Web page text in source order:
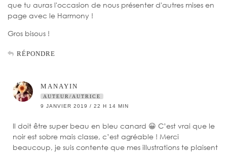
que tu auras l'occasion de nous présenter d'autres mises en
page avec le Harmony !
Gros bisous !
RÉPONDRE
MANAYIN
AUTEUR/AUTRICE
9 JANVIER 2019 / 22 H 14 MIN
Il doit être super beau en bleu canard 😀 C’est vrai que le
noir est sobre mais classe, c’est agréable ! Merci
beaucoup, je suis contente que mes illustrations te plaisent